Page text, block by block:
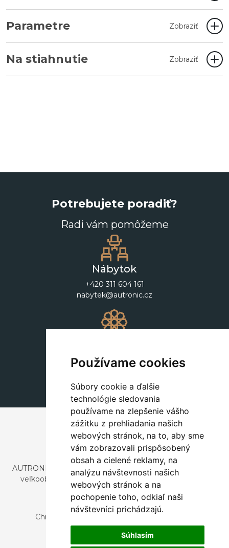
Používame cookies
Súbory cookie a ďalšie
technológie sledovania
používame na zlepšenie vášho
zážitku z prehliadania našich
webových stránok, na to, aby sme
vám zobrazovali prispôsobený
obsah a cielené reklamy, na
analýzu návštevnosti našich
webových stránok a na
pochopenie toho, odkiaľ naši
návštevníci prichádzajú.
Súhlasím
Parametre Zobraziť
Na stiahnutie Zobraziť
Potrebujete poradiť?
Radi vám pomôžeme
Nábytok
+420 311 604 161
nabytek@autronic.cz
+420 311 604 182
dekorace@autronic.cz
AUTRONIC, s.r.o. je spoločnosť zaoberajúca sa dovozom a
veľkoobchodným predajom dizajnového aj štýlového
nábytku a dekorácií.
Česká republika
Chrustenice 270, 267 12 Loděnice u Berouna
Slovensko
Nová 366, 032 02 Závažná Poruba